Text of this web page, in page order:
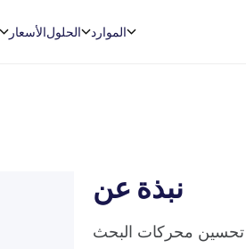
الأسعارالحلول الموارد
نبذة عن
تحسين محركات البحث